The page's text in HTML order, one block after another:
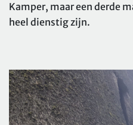
Kamper, maar een derde
heel dienstig zijn.